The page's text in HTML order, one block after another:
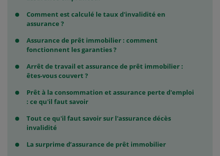
Comment est calculé le taux d'invalidité en
assurance ?
Assurance de prêt immobilier : comment
fonctionnent les garanties ?
Arrêt de travail et assurance de prêt immobilier :
êtes-vous couvert ?
Prêt à la consommation et assurance perte d'emploi
: ce qu'il faut savoir
Tout ce qu'il faut savoir sur l'assurance décès
invalidité
La surprime d’assurance de prêt immobilier